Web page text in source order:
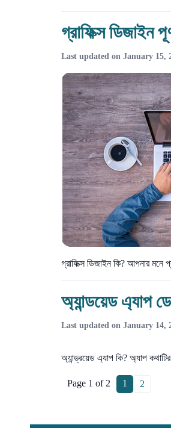
গ্রাফিক্স ডিজাইন
Last updated on January 15,
গ্রাফিক্স ডিজাইন কি? আপনার
অ্যান্ডয়েড এ্যাপ
Last updated on January 14,
অ্যান্ড্রয়েড এ্যাপ কি? অ্যাপ
Page 1 of 2 1 2